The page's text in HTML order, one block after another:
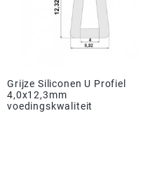
Grijze Siliconen U Profiel
4,0x12,3mm
voedingskwaliteit